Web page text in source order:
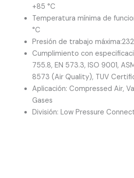
+85 °C
Temperatura mínima de
°C
Presión de trabajo máxima:
Cumplimiento con
755.8, EN 573.3, ISO 9001,
8573 (Air Quality), TUV
Aplicación:Compressed Air,
Gases
División:Low Pressure